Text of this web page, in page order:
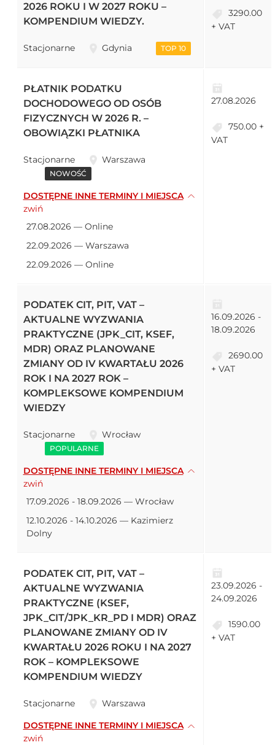
2026 ROKU I W 2027 ROKU –
KOMPENDIUM WIEDZY.
Stacjonarne Gdynia TOP 10
3290.00
+ VAT
PŁATNIK PODATKU
DOCHODOWEGO OD OSÓB
FIZYCZNYCH W 2026 R. –
OBOWIĄZKI PŁATNIKA
Stacjonarne Warszawa
NOWOŚĆ
DOSTĘPNE INNE TERMINY I MIEJSCA
zwiń
27.08.2026 — Online
22.09.2026 — Warszawa
22.09.2026 — Online
27.08.2026
750.00 +
VAT
PODATEK CIT, PIT, VAT –
AKTUALNE WYZWANIA
PRAKTYCZNE (JPK_CIT, KSEF,
MDR) ORAZ PLANOWANE
ZMIANY OD IV KWARTAŁU 2026
ROK I NA 2027 ROK –
KOMPLEKSOWE KOMPENDIUM
WIEDZY
Stacjonarne Wrocław
POPULARNE
DOSTĘPNE INNE TERMINY I MIEJSCA
zwiń
17.09.2026 - 18.09.2026 — Wrocław
12.10.2026 - 14.10.2026 — Kazimierz
Dolny
16.09.2026 -
18.09.2026
2690.00
+ VAT
PODATEK CIT, PIT, VAT –
AKTUALNE WYZWANIA
PRAKTYCZNE (KSEF,
JPK_CIT/JPK_KR_PD I MDR) ORAZ
PLANOWANE ZMIANY OD IV
KWARTAŁU 2026 ROKU I NA 2027
ROK – KOMPLEKSOWE
KOMPENDIUM WIEDZY
Stacjonarne Warszawa
DOSTĘPNE INNE TERMINY I MIEJSCA
zwiń
23.09.2026 -
24.09.2026
1590.00
+ VAT